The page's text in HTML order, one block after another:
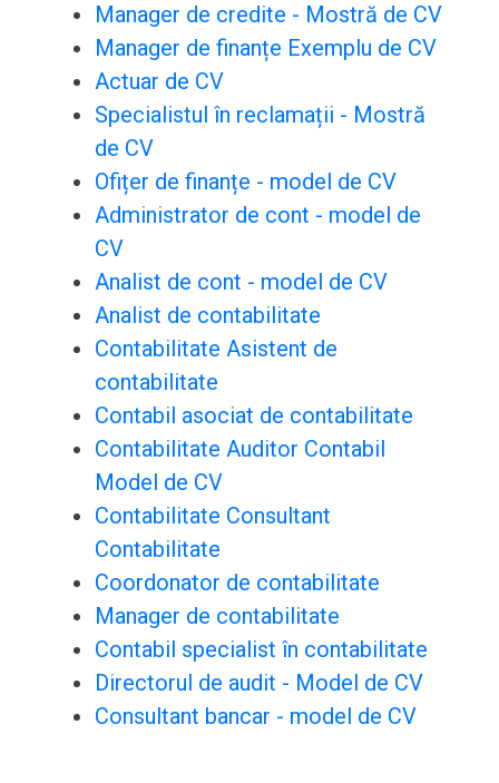
Manager de credite - Mostră de CV
Manager de finanțe Exemplu de CV
Actuar de CV
Specialistul în reclamații - Mostră
de CV
Ofițer de finanțe - model de CV
Administrator de cont - model de
CV
Analist de cont - model de CV
Analist de contabilitate
Contabilitate Asistent de
contabilitate
Contabil asociat de contabilitate
Contabilitate Auditor Contabil
Model de CV
Contabilitate Consultant
Contabilitate
Coordonator de contabilitate
Manager de contabilitate
Contabil specialist în contabilitate
Directorul de audit - Model de CV
Consultant bancar - model de CV